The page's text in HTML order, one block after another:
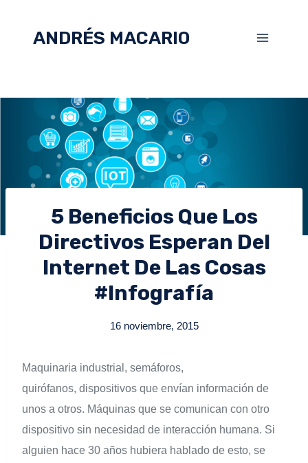
ANDRÉS MACARIO
5 Beneficios Que Los
Directivos Esperan Del
Internet De Las Cosas
#infografía
16 noviembre, 2015
Maquinaria industrial, semáforos,
quirófanos, dispositivos que envían información de
unos a otros. Máquinas que se comunican con otro
dispositivo sin necesidad de interacción humana. Si
alguien hace 30 años hubiera hablado de esto, se